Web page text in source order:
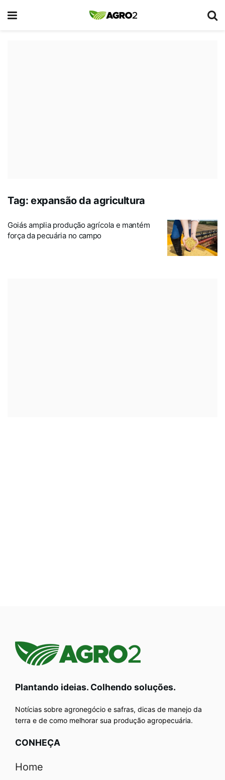
Tag: expansão da agricultura
Goiás amplia produção agrícola e mantém
força da pecuária no campo
Plantando ideias. Colhendo soluções.
Notícias sobre agronegócio e safras, dicas de manejo da
terra e de como melhorar sua produção agropecuária.
CONHEÇA
Home